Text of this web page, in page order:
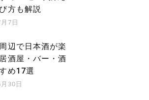
方も解説
7日
辺で日本酒が楽
酒屋・バー・酒
め17選
30日